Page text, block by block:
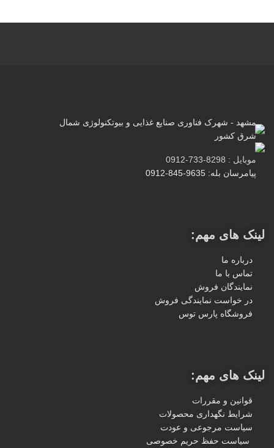
مشهد - شهرک فناوری صنایع غذایی و بیوتکنولوژی شمال
شرق کشور
موبایل : 8298-733-0912
پیامرسان بله: 9635-845-0912
لینک های مهم:
درباره ما
تماس با ما
نمایندگان فروش
در خواست نمایندگی فروش
فروشگاه پارس توس
لینک های مهم:
قوانین و مقررات
شرایط نگهداری محصولات
سیاست مرجوعی و عودت
سیاست حفظ حریم خصوصی